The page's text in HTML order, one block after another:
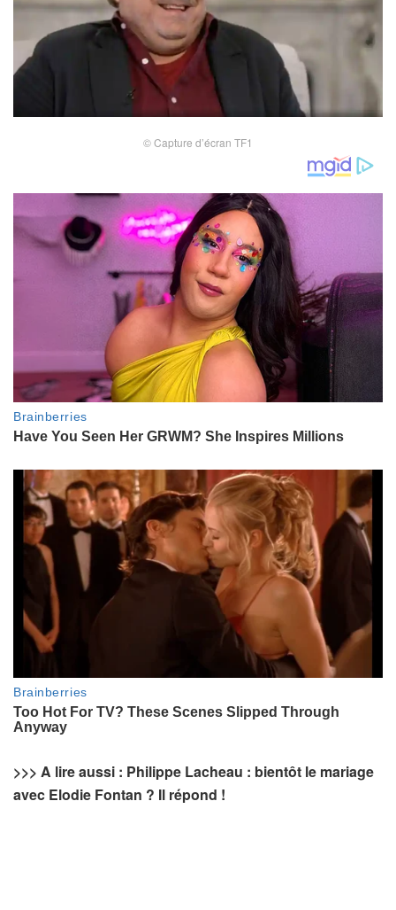
© Capture d’écran TF1
>>> A lire aussi : Philippe Lacheau : bientôt le mariage
avec Elodie Fontan ? Il répond !